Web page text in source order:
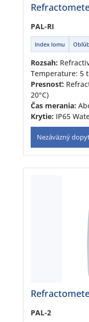
PAL-RI
Index lomu
Rozsah:
Temperature: 5
Presnosť:
20°C)
Čas merania:
Krytie: IP65
Nezáväzný
PAL-2